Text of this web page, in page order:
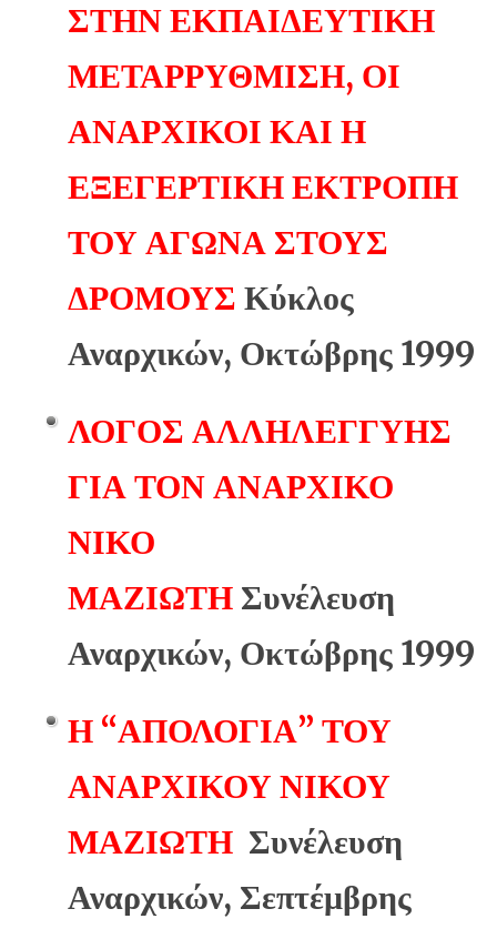
ΣΤΗΝ ΕΚΠΑΙΔΕΥΤΙΚΗ
ΜΕΤΑΡΡΥΘΜΙΣΗ, ΟΙ
ΑΝΑΡΧΙΚΟΙ ΚΑΙ Η
ΕΞΕΓΕΡΤΙΚΗ ΕΚΤΡΟΠΗ
ΤΟΥ ΑΓΩΝΑ ΣΤΟΥΣ
ΔΡΟΜΟΥΣ Κύκλος
Αναρχικών, Οκτώβρης 1999
ΛΟΓΟΣ ΑΛΛΗΛΕΓΓΥΗΣ
ΓΙΑ ΤΟΝ ΑΝΑΡΧΙΚΟ
ΝΙΚΟ
ΜΑΖΙΩΤΗΣυνέλευση
Αναρχικών, Οκτώβρης 1999
Η “ΑΠΟΛΟΓΙΑ” ΤΟΥ
ΑΝΑΡΧΙΚΟΥ ΝΙΚΟΥ
ΜΑΖΙΩΤΗΣυνέλευση
Αναρχικών, Σεπτέμβρης